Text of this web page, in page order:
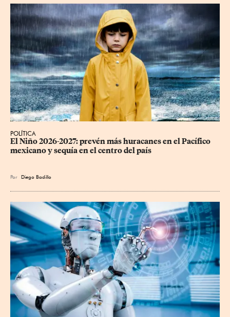
POLÍTICA
El Niño 2026-2027: prevén más huracanes en el Pacífico
mexicano y sequía en el centro del país
Por Diego Badillo